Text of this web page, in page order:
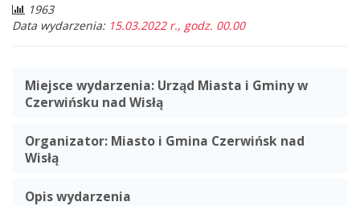
Liczba
odwiedzających:
1963
Data wydarzenia: 15.03.2022 r., godz. 00.00
Miejsce wydarzenia: Urząd Miasta i Gminy w
Czerwińsku nad Wisłą
Organizator: Miasto i Gmina Czerwińsk nad
Wisłą
Opis wydarzenia